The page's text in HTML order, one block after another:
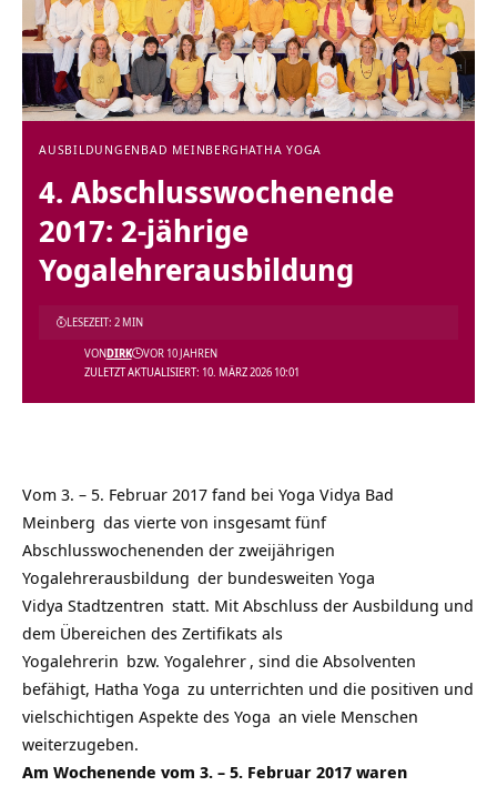
AUSBILDUNGEN BAD MEINBERG HATHA YOGA
4. Abschlusswochenende
2017: 2-jährige
Yogalehrerausbildung
ZULETZT AKTUALISIERT: 10. MÄRZ 2026 10:01
VONDIRK VOR 10 JAHREN
LESEZEIT: 2 MIN
Vom 3. – 5. Februar 2017 fand bei Yoga Vidya Bad
Meinberg das vierte von insgesamt fünf
Abschlusswochenenden der zweijährigen
Yogalehrerausbildung der bundesweiten Yoga
Vidya Stadtzentren statt. Mit Abschluss der Ausbildung und
dem Übereichen des Zertifikats als
Yogalehrerin bzw. Yogalehrer , sind die Absolventen
befähigt, Hatha Yoga zu unterrichten und die positiven und
vielschichtigen Aspekte des Yoga an viele Menschen
weiterzugeben.
Am Wochenende vom 3. – 5. Februar 2017 waren